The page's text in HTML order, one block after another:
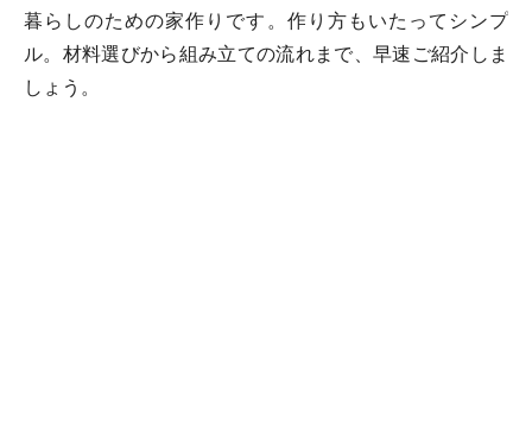
暮らしのための家作りです。作り方もいたってシンプ
ル。材料選びから組み立ての流れまで、早速ご紹介しま
しょう。